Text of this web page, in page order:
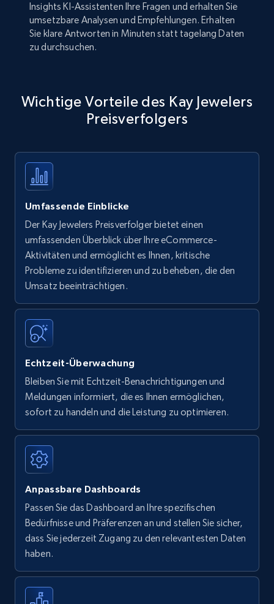
Insights KI-Assistenten Ihre Fragen und erhalten Sie
umsetzbare Analysen und Empfehlungen. Erhalten
Sie klare Antworten in Minuten statt tagelang Daten
zu durchsuchen.
Wichtige Vorteile des Kay Jewelers
Preisverfolgers
Umfassende Einblicke
Der Kay Jewelers Preisverfolger bietet einen
umfassenden Überblick über Ihre eCommerce-
Aktivitäten und ermöglicht es Ihnen, kritische
Probleme zu identifizieren und zu beheben, die den
Umsatz beeinträchtigen.
Echtzeit-Überwachung
Bleiben Sie mit Echtzeit-Benachrichtigungen und
Meldungen informiert, die es Ihnen ermöglichen,
sofort zu handeln und die Leistung zu optimieren.
Anpassbare Dashboards
Passen Sie das Dashboard an Ihre spezifischen
Bedürfnisse und Präferenzen an und stellen Sie sicher,
dass Sie jederzeit Zugang zu den relevantesten Daten
haben.